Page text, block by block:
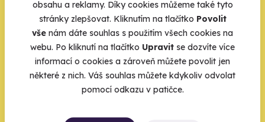
obsahu a reklamy. Díky cookies můžeme také tyto
stránky zlepšovat. Kliknutím na tlačítko Povolit
vše nám dáte souhlas s použitím všech cookies na
webu. Po kliknutí na tlačítko Upravit se dozvíte více
informací o cookies a zároveň můžete povolit jen
některé z nich. Váš souhlas můžete kdykoliv odvolat
pomocí odkazu v patičce.
Zbývá jeden krok,
zbytek zařídíme my
Váš e-mail je vstupenka do světa, kde se žije naplno. Pojďte